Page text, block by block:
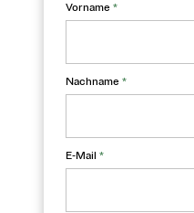
Vorname *
Nachname *
E-Mail *